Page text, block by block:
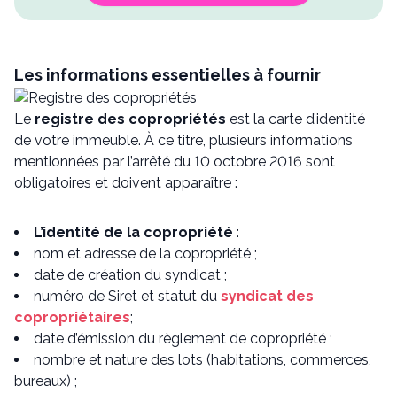
Les informations essentielles à fournir
Le registre des copropriétés est la carte d’identité
de votre immeuble. À ce titre, plusieurs informations
mentionnées par l’arrêté du 10 octobre 2016 sont
obligatoires et doivent apparaître :
L’identité de la copropriété :
nom et adresse de la copropriété ;
date de création du syndicat ;
numéro de Siret et statut du syndicat des
copropriétaires;
date d’émission du règlement de copropriété ;
nombre et nature des lots (habitations, commerces,
bureaux) ;